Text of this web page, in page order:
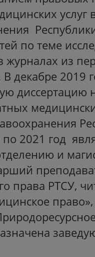
услуг
по теме
журналах из
декабре 2019
диссертацию
2021 год
и
права РТСУ,